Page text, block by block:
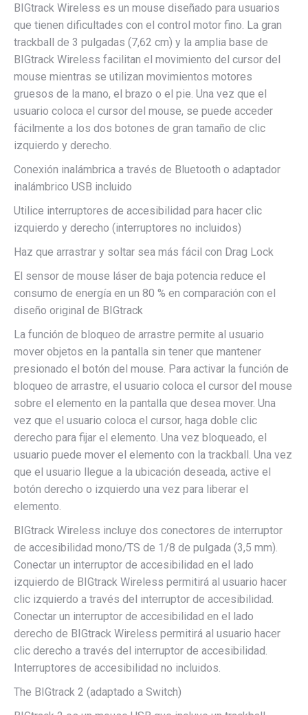
BIGtrack Wireless es un mouse diseñado para usuarios
que tienen dificultades con el control motor fino. La gran
trackball de 3 pulgadas (7,62 cm) y la amplia base de
BIGtrack Wireless facilitan el movimiento del cursor del
mouse mientras se utilizan movimientos motores
gruesos de la mano, el brazo o el pie. Una vez que el
usuario coloca el cursor del mouse, se puede acceder
fácilmente a los dos botones de gran tamaño de clic
izquierdo y derecho.
Conexión inalámbrica a través de Bluetooth o adaptador
inalámbrico USB incluido
Utilice interruptores de accesibilidad para hacer clic
izquierdo y derecho (interruptores no incluidos)
Haz que arrastrar y soltar sea más fácil con Drag Lock
El sensor de mouse láser de baja potencia reduce el
consumo de energía en un 80 % en comparación con el
diseño original de BIGtrack
La función de bloqueo de arrastre permite al usuario
mover objetos en la pantalla sin tener que mantener
presionado el botón del mouse. Para activar la función de
bloqueo de arrastre, el usuario coloca el cursor del mouse
sobre el elemento en la pantalla que desea mover. Una
vez que el usuario coloca el cursor, haga doble clic
derecho para fijar el elemento. Una vez bloqueado, el
usuario puede mover el elemento con la trackball. Una vez
que el usuario llegue a la ubicación deseada, active el
botón derecho o izquierdo una vez para liberar el
elemento.
BIGtrack Wireless incluye dos conectores de interruptor
de accesibilidad mono/TS de 1/8 de pulgada (3,5 mm).
Conectar un interruptor de accesibilidad en el lado
izquierdo de BIGtrack Wireless permitirá al usuario hacer
clic izquierdo a través del interruptor de accesibilidad.
Conectar un interruptor de accesibilidad en el lado
derecho de BIGtrack Wireless permitirá al usuario hacer
clic derecho a través del interruptor de accesibilidad.
Interruptores de accesibilidad no incluidos.
The BIGtrack 2 (adaptado a Switch)